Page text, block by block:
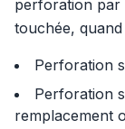
perforation par
touchée,
Perforation
Perforation
remplacement